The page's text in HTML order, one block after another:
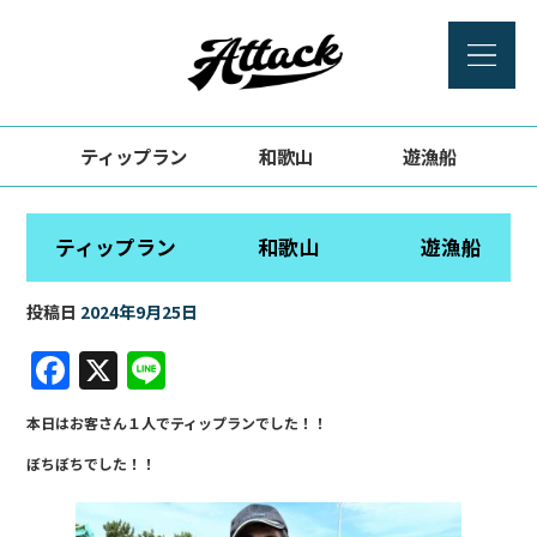
ティップラン 和歌山 遊漁船
ティップラン 和歌山 遊漁船
投稿日 2024年9月25日
F
a
c
e
b
X
n
e
本日はお客さん１人でティップランでした！！
ぼちぼちでした！！